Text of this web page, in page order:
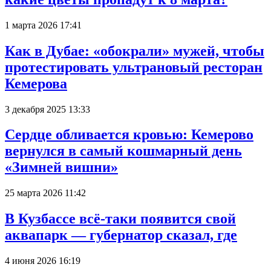
1 марта 2026 17:41
Как в Дубае: «обокрали» мужей, чтобы
протестировать ультрановый ресторан
Кемерова
3 декабря 2025 13:33
Сердце обливается кровью: Кемерово
вернулся в самый кошмарный день
«Зимней вишни»
25 марта 2026 11:42
В Кузбассе всё-таки появится свой
аквапарк — губернатор сказал, где
4 июня 2026 16:19